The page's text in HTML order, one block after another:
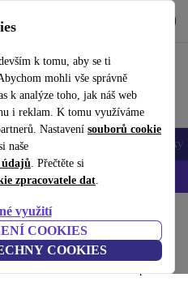
k tomu, aby se ti
mohli vše správně
k analýze toho, jak náš web
i reklam. K tomu využíváme
Nastavení souborů cookie
naše
údajů. Přečtěte si
zpracovatele dat.
využití
COOKIES
COOKIES
Tablety Doplňky
– kód: IPHONEDEAL-
ke smartphonům a mobilům
12 měsíční zárukou pro